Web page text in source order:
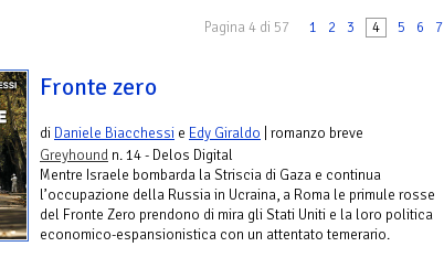
Pagina 4 di 57 1 2 3 4 5 6 7
Fronte zero
di Daniele Biacchessi e Edy Giraldo | romanzo breve
Greyhound n. 14 - Delos Digital
Mentre Israele bombarda la Striscia di Gaza e continua
l’occupazione della Russia in Ucraina, a Roma le primule rosse
del Fronte Zero prendono di mira gli Stati Uniti e la loro politica
economico-espansionistica con un attentato temerario.